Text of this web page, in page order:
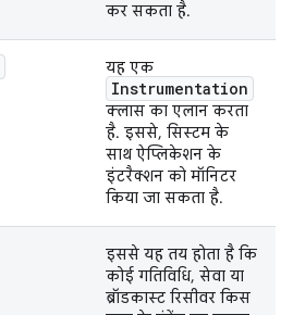
कर सकता है.
यह एक
Instrumentation
क्लास का एलान करता
है. इससे, सिस्टम के
साथ ऐप्लिकेशन के
इंटरैक्शन को मॉनिटर
किया जा सकता है.
इससे यह तय होता है कि
कोई गतिविधि, सेवा या
ब्रॉडकास्ट रिसीवर किस